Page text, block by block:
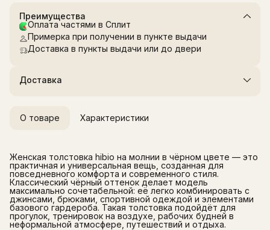
Преимущества
Оплата частями в Сплит
Примерка при получении в пункте выдачи
Доставка в пункты выдачи или до двери
Доставка
О товаре Характеристики
Женская толстовка hibio на молнии в чёрном цвете — это
практичная и универсальная вещь, созданная для
повседневного комфорта и современного стиля.
Классический чёрный оттенок делает модель
максимально сочетабельной: её легко комбинировать с
джинсами, брюками, спортивной одеждой и элементами
базового гардероба. Такая толстовка подойдёт для
прогулок, тренировок на воздухе, рабочих будней в
неформальной атмосфере, путешествий и отдыха.